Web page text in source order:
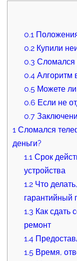
0.1
0.2 Купили
0.3 Сломался
0.4 Алгоритм
0.5 Можете
0.6 Если не
0.7
1 Сломался
деньги?
1.1 Срок
устройства
1.2 Что
гарантийный
1.3 Как сдать
ремонт
1.4
1.5 Время,